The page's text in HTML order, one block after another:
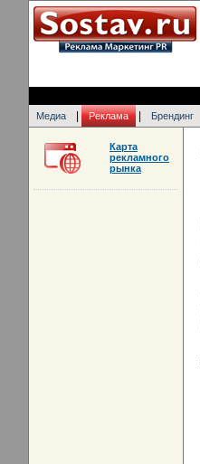
Медиа Реклама Брендинг
Карта
рекламного
рынка